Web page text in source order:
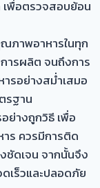
พื่อตรวจสอบย้อน
ภาพอาหารในทุก
ารผลิต จนถึงการ
รอย่างสม่ำเสมอ
รฐาน
ย่างถูกวิธี เพื่อ
ร ควรมีการติด
ชัดเจน จากนั้นจึง
เร็วและปลอดภัย